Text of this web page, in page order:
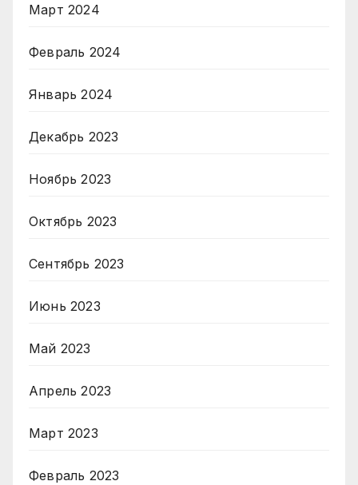
Март 2024
Февраль 2024
Январь 2024
Декабрь 2023
Ноябрь 2023
Октябрь 2023
Сентябрь 2023
Июнь 2023
Май 2023
Апрель 2023
Март 2023
Февраль 2023